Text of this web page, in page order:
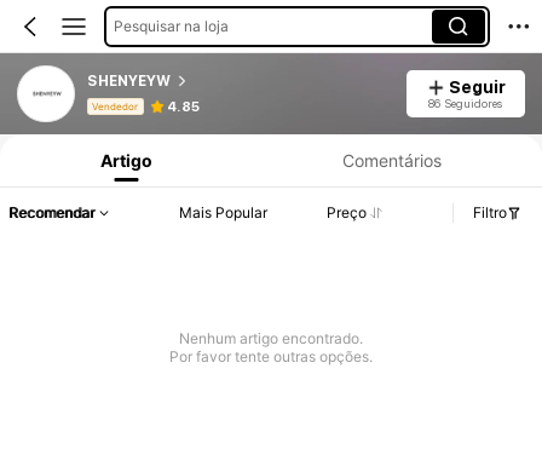
Pesquisar na loja
SHENYEYW
Vendedor 4.85
Seguir
86 Seguidores
Informações do Produto: Divulgação de Preço, Vendas e Detalhes de Stock.
Artigo Comentários
Recomendar Mais Popular Preço Filtro
Nenhum artigo encontrado.
Por favor tente outras opções.